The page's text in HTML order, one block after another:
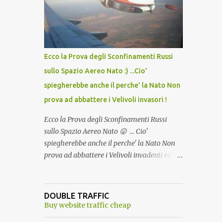
lo scopo della temperatura? Qualcuno a suo
tempo ribattezzo' il Vaccino come: l' Amaro
del Capo, era "spettacolare Ghiacciato, ma
andava bene anche, a Temperatura
Ambiente"! Riproponiamo l'articolo per NON
Ecco la Prova degli Sconfinamenti Russi
sullo Spazio Aereo Nato :) ...Cio'
spiegherebbe anche il perche' la Nato Non
prova ad abbattere i Velivoli invasori !
Ecco la Prova degli Sconfinamenti Russi
sullo Spazio Aereo Nato 😛 ... Cio'
spiegherebbe anche il perche' la Nato Non
prova ad abbattere i Velivoli invadenti ed
alcuna notizia di un'invasione dello spazio
aereo NATO da parte di un robot chiamato
DOUBLE TRAFFIC
Buy website traffic cheap